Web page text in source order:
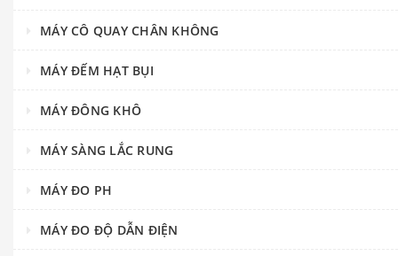
MÁY CÔ QUAY CHÂN KHÔNG
MÁY ĐẾM HẠT BỤI
MÁY ĐÔNG KHÔ
MÁY SÀNG LẮC RUNG
MÁY ĐO PH
MÁY ĐO ĐỘ DẪN ĐIỆN